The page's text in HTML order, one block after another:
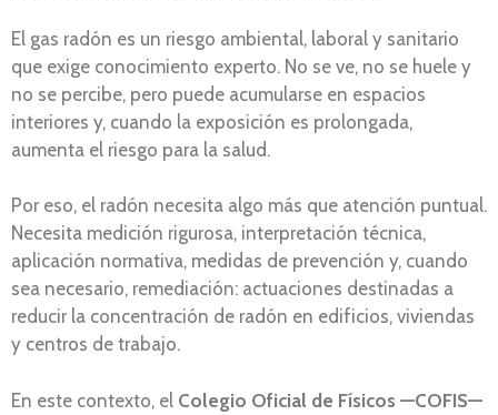
El gas radón es un riesgo ambiental, laboral y sanitario
que exige conocimiento experto. No se ve, no se huele y
no se percibe, pero puede acumularse en espacios
interiores y, cuando la exposición es prolongada,
aumenta el riesgo para la salud.
Por eso, el radón necesita algo más que atención puntual.
Necesita medición rigurosa, interpretación técnica,
aplicación normativa, medidas de prevención y, cuando
sea necesario, remediación: actuaciones destinadas a
reducir la concentración de radón en edificios, viviendas
y centros de trabajo.
En este contexto, el Colegio Oficial de Físicos —COFIS—